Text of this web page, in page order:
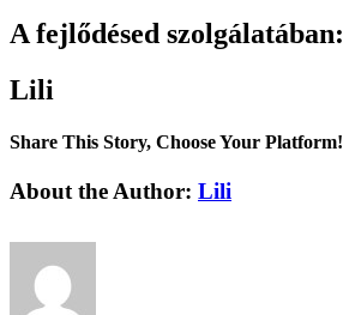
A fejlődésed szolgálatában:
Lili
Share This Story, Choose Your Platform!
Facebook
X
Reddit
LinkedIn
Tumblr
Pinterest
Vk
Email:
About the Author: Lili